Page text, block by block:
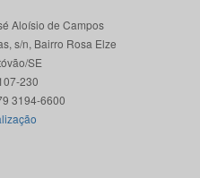
Aloísio de Campos
s/n, Bairro Rosa Elze
SE
230